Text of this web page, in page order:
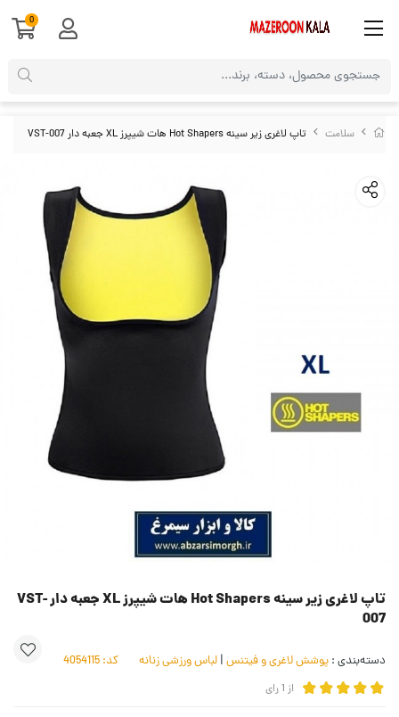
سلامت تاپ لاغری زیر سینه Hot Shapers هات شیپرز XL جعبه دار VST-007
تاپ لاغری زیر سینه Hot Shapers هات شیپرز XL جعبه دار VST-
007
دسته‌بندی : پوشش لاغری و فیتنس | لباس ورزشی زنانه کد:
از 1رای
0